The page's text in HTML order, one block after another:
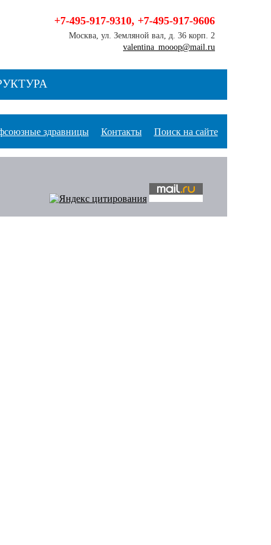
+7-495-917-9310, +7-495-917-9606
Москва, ул. Земляной вал, д. 36 корп. 2
valentina_mooop@mail.ru
здравницы Контакты Поиск на сайте